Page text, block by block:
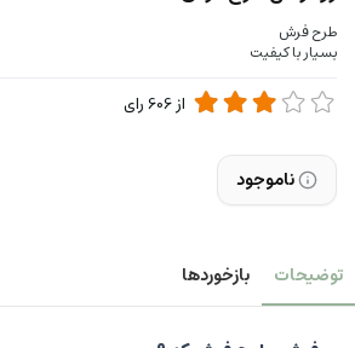
طرح فرش
بسیار با کیفیت
از606رای
ناموجود
توضیحات بازخوردها